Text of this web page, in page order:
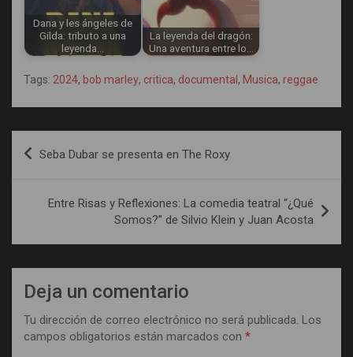
Dana y les ángeles de
Gilda: tributo a una
leyenda…
La leyenda del dragón:
Una aventura entre lo…
Tags: 2024, bob marley, critica, documental, Musica, reggae
Navegación
de
Seba Dubar se presenta en The Roxy
Entre Risas y Reflexiones: La comedia teatral “¿Qué
Somos?” de Silvio Klein y Juan Acosta
Deja un comentario
Tu dirección de correo electrónico no será publicada. Los
campos obligatorios están marcados con *